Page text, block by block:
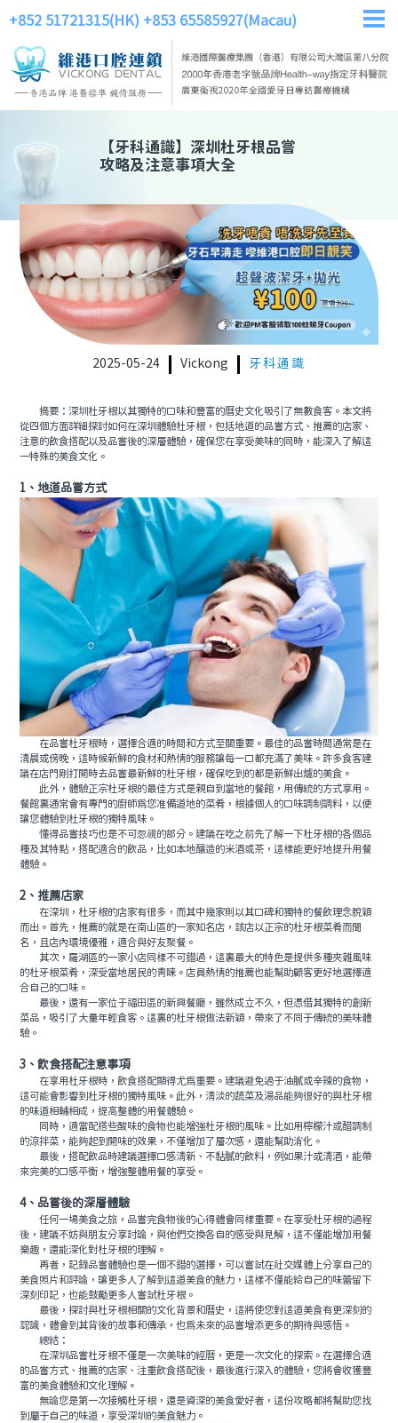
+852 51721315(HK) +853 65585927(Macau)
【牙科通識】 深圳杜牙根品嘗
攻略及注意事項大全
2025-05-24 Vickong 牙科通識
摘要：深圳杜牙根以其獨特的口味和豐富的曆史文化吸引了無數食客。本文將
從四個方面詳細探討如何在深圳體驗杜牙根，包括地道的品嘗方式、推薦的店家、
注意的飲食搭配以及品嘗後的深層體驗，確保您在享受美味的同時，能深入了解這
一特殊的美食文化。
1、地道品嘗方式
在品嘗杜牙根時，選擇合適的時間和方式至關重要。最佳的品嘗時間通常是在
清晨或傍晚，這時候新鮮的食材和熱情的服務讓每一口都充滿了美味。許多食客建
議在店門剛打開時去品嘗最新鮮的杜牙根，確保吃到的都是新鮮出爐的美食。
此外，體驗正宗杜牙根的最佳方式是親自到當地的餐館，用傳統的方式享用。
餐館裏通常會有專門的廚師爲您准備道地的菜肴，根據個人的口味調制調料，以便
讓您體驗到杜牙根的獨特風味。
懂得品嘗技巧也是不可忽視的部分。建議在吃之前先了解一下杜牙根的各個品
種及其特點，搭配適合的飲品，比如本地釀造的米酒或茶，這樣能更好地提升用餐
體驗。
2、推薦店家
在深圳，杜牙根的店家有很多，而其中幾家則以其口碑和獨特的餐飲理念脫穎
而出。首先，推薦的就是在南山區的一家知名店，該店以正宗的杜牙根菜肴而聞
名，且店內環境優雅，適合與好友聚餐。
其次，羅湖區的一家小店同樣不可錯過，這裏最大的特色是提供多種夾雜風味
的杜牙根菜肴，深受當地居民的青睐。店員熱情的推薦也能幫助顧客更好地選擇適
合自己的口味。
最後，還有一家位于福田區的新興餐廳，雖然成立不久，但憑借其獨特的創新
菜品，吸引了大量年輕食客。這裏的杜牙根做法新穎，帶來了不同于傳統的美味體
驗。
3、飲食搭配注意事項
在享用杜牙根時，飲食搭配顯得尤爲重要。建議避免過于油膩或辛辣的食物，
這可能會影響到杜牙根的獨特風味。此外，清淡的蔬菜及湯品能夠很好的與杜牙根
的味道相輔相成，提高整體的用餐體驗。
同時，適當配搭些酸味的食物也能增強杜牙根的風味。比如用檸檬汁或醋調制
的涼拌菜，能夠起到開味的效果，不僅增加了層次感，還能幫助消化。
最後，搭配飲品時建議選擇口感清新、不黏膩的飲料，例如果汁或清酒，能帶
來完美的口感平衡，增強整體用餐的享受。
4、品嘗後的深層體驗
任何一場美食之旅，品嘗完食物後的心得體會同樣重要。在享受杜牙根的過程
後，建議不妨與朋友分享討論，與他們交換各自的感受與見解，這不僅能增加用餐
樂趣，還能深化對杜牙根的理解。
再者，記錄品嘗體驗也是一個不錯的選擇，可以嘗試在社交媒體上分享自己的
美食照片和評論，讓更多人了解到這道美食的魅力，這樣不僅能給自己的味蕾留下
深刻印記，也能鼓勵更多人嘗試杜牙根。
最後，探討與杜牙根相關的文化背景和曆史，這將使您對這道美食有更深刻的
認識，體會到其背後的故事和傳承，也爲未來的品嘗增添更多的期待與感悟。
總結：
在深圳品嘗杜牙根不僅是一次美味的經曆，更是一次文化的探索。在選擇合適
的品嘗方式、推薦的店家、注重飲食搭配後，最後進行深入的體驗，您將會收獲豐
富的美食體驗和文化理解。
無論您是第一次接觸杜牙根，還是資深的美食愛好者，這份攻略都將幫助您找
到屬于自己的味道，享受深圳的美食魅力。